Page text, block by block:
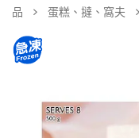
品
蛋糕、撻、窩夫